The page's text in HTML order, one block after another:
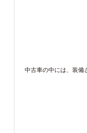
中古車の中には、装備